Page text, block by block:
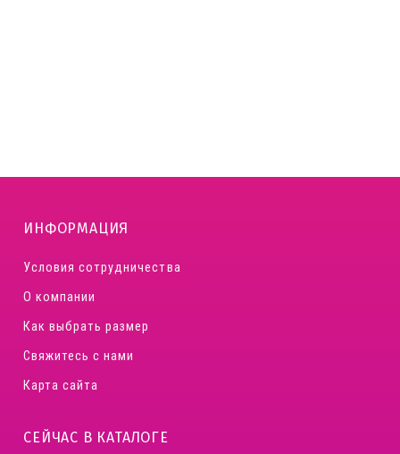
ИНФОРМАЦИЯ
Условия сотрудничества
О компании
Как выбрать размер
Свяжитесь с нами
Карта сайта
СЕЙЧАС В КАТАЛОГЕ